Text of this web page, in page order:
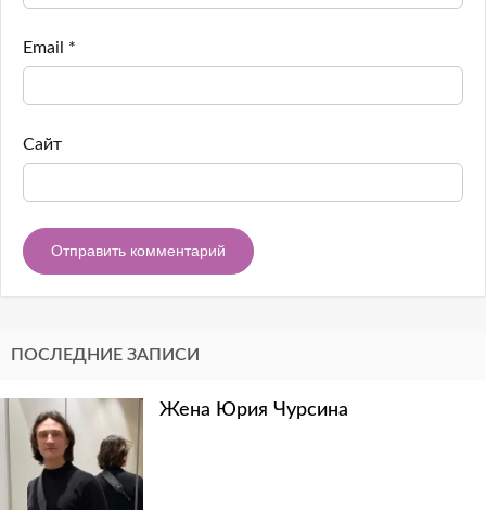
Email *
Сайт
ПОСЛЕДНИЕ ЗАПИСИ
Жена Юрия Чурсина